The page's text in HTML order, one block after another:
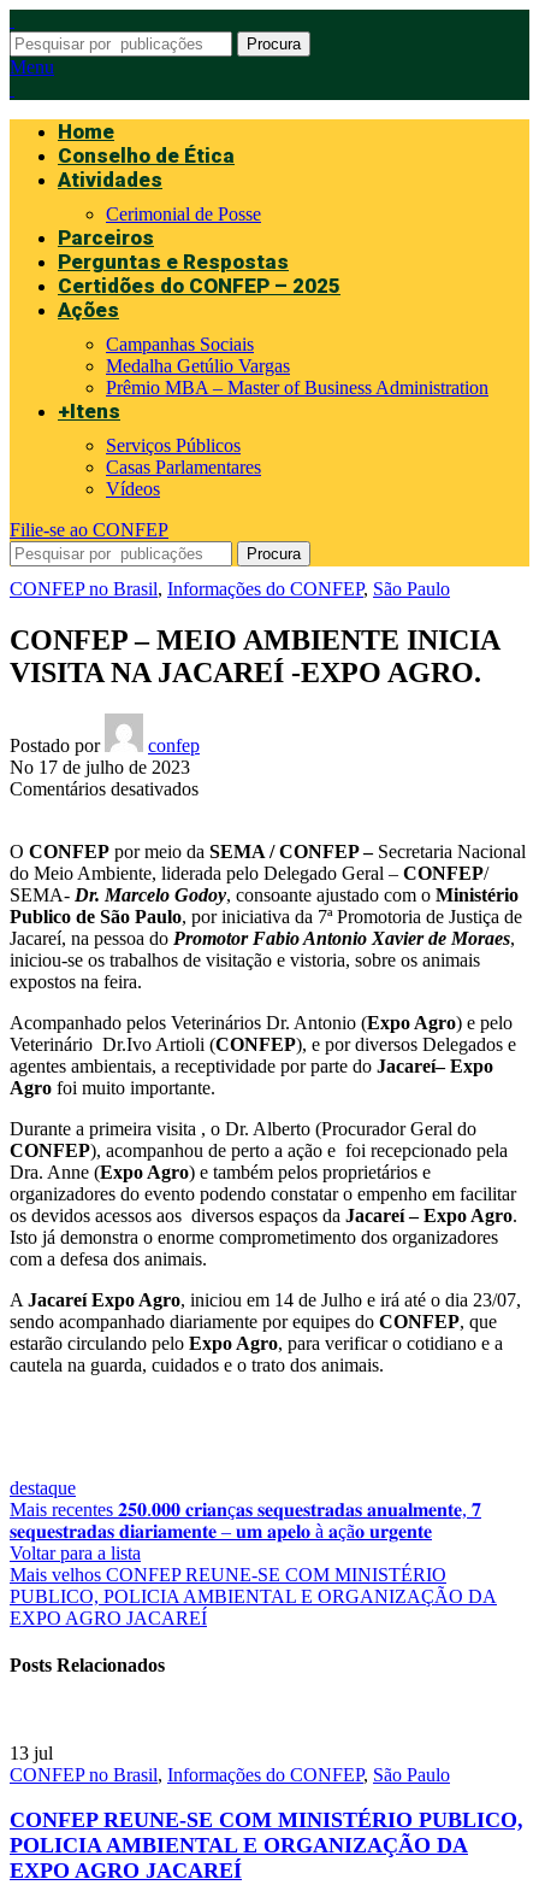
Procura
Menu
Home
Conselho de Ética
Atividades
Cerimonial de Posse
Parceiros
Perguntas e Respostas
Certidões do CONFEP – 2025
Ações
Campanhas Sociais
Medalha Getúlio Vargas
Prêmio MBA – Master of Business Administration
+Itens
Serviços Públicos
Casas Parlamentares
Vídeos
Filie-se ao CONFEP
Procura
CONFEP no Brasil, Informações do CONFEP, São Paulo
CONFEP – MEIO AMBIENTE INICIA
VISITA NA JACAREÍ -EXPO AGRO.
Postado por
confep
No 17 de julho de 2023
Comentários desativadosem
MEIO
AMBIENTE
INICIA
VISITA
NA
JACAREÍ
AGRO.
O CONFEP por meio da SEMA / CONFEP –Secretaria Nacional
do Meio Ambiente, liderada pelo Delegado Geral – CONFEP/
SEMA- Dr. Marcelo Godoy, consoante ajustado com o Ministério
Publico de São Paulo, por iniciativa da 7ª Promotoria de Justiça de
Jacareí, na pessoa do Promotor Fabio Antonio Xavier de Moraes,
iniciou-se os trabalhos de visitação e vistoria, sobre os animais
expostos na feira.
Acompanhado pelos Veterinários Dr. Antonio (Expo Agro) e pelo
Veterinário Dr.Ivo Artioli (CONFEP), e por diversos Delegados e
agentes ambientais, a receptividade por parte do Jacareí– Expo
Agro foi muito importante.
Durante a primeira visita , o Dr. Alberto (Procurador Geral do
CONFEP), acompanhou de perto a ação e foi recepcionado pela
Dra. Anne (Expo Agro) e também pelos proprietários e
organizadores do evento podendo constatar o empenho em facilitar
os devidos acessos aos diversos espaços da Jacareí – Expo Agro.
Isto já demonstra o enorme comprometimento dos organizadores
com a defesa dos animais.
A Jacareí Expo Agro, iniciou em 14 de Julho e irá até o dia 23/07,
sendo acompanhado diariamente por equipes do CONFEP, que
estarão circulando pelo Expo Agro, para verificar o cotidiano e a
cautela na guarda, cuidados e o trato dos animais.
destaque
Mais recentes 𝟐𝟓𝟎.𝟎𝟎𝟎 𝐜𝐫𝐢𝐚𝐧ç𝐚𝐬 𝐬𝐞𝐪𝐮𝐞𝐬𝐭𝐫𝐚𝐝𝐚𝐬 𝐚𝐧𝐮𝐚𝐥𝐦𝐞𝐧𝐭𝐞, 𝟕
𝐬𝐞𝐪𝐮𝐞𝐬𝐭𝐫𝐚𝐝𝐚𝐬 𝐝𝐢𝐚𝐫𝐢𝐚𝐦𝐞𝐧𝐭𝐞 – 𝐮𝐦 𝐚𝐩𝐞𝐥𝐨 à 𝐚çã𝐨 𝐮𝐫𝐠𝐞𝐧𝐭𝐞
Voltar para a lista
Mais velhos CONFEP REUNE-SE COM MINISTÉRIO
PUBLICO, POLICIA AMBIENTAL E ORGANIZAÇÃO DA
EXPO AGRO JACAREÍ
Posts Relacionados
13 jul
CONFEP no Brasil, Informações do CONFEP, São Paulo
CONFEP REUNE-SE COM MINISTÉRIO PUBLICO,
POLICIA AMBIENTAL E ORGANIZAÇÃO DA
EXPO AGRO JACAREÍ